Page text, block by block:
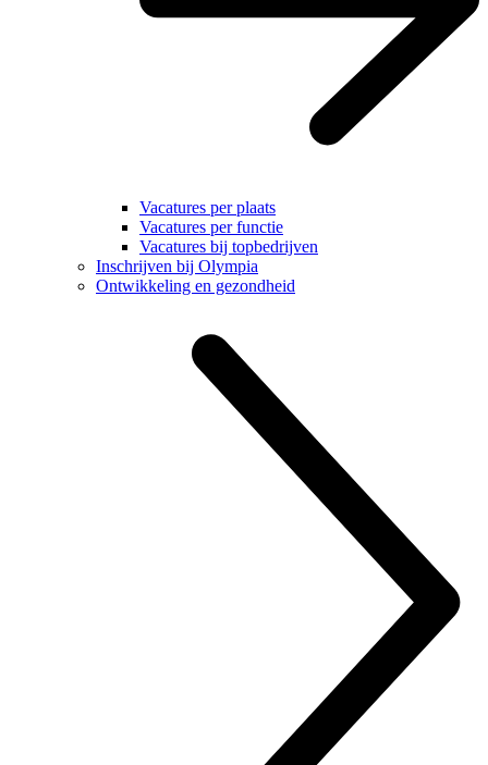
Vacatures per plaats
Vacatures per functie
Vacatures bij topbedrijven
Inschrijven bij Olympia
Ontwikkeling en gezondheid